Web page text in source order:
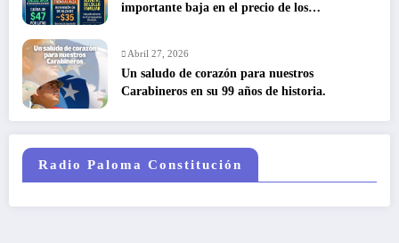
importante baja en el precio de los
Abril 27, 2026
Un saludo de corazón para nuestros
Carabineros en su 99 años de historia.
Radio Paloma Constitución